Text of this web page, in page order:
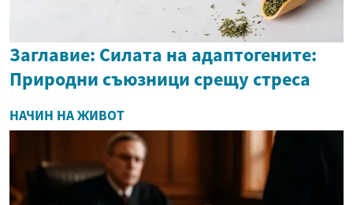
Заглавие: Силата на адаптогените:
Природни съюзници срещу стреса
НАЧИН НА ЖИВОТ